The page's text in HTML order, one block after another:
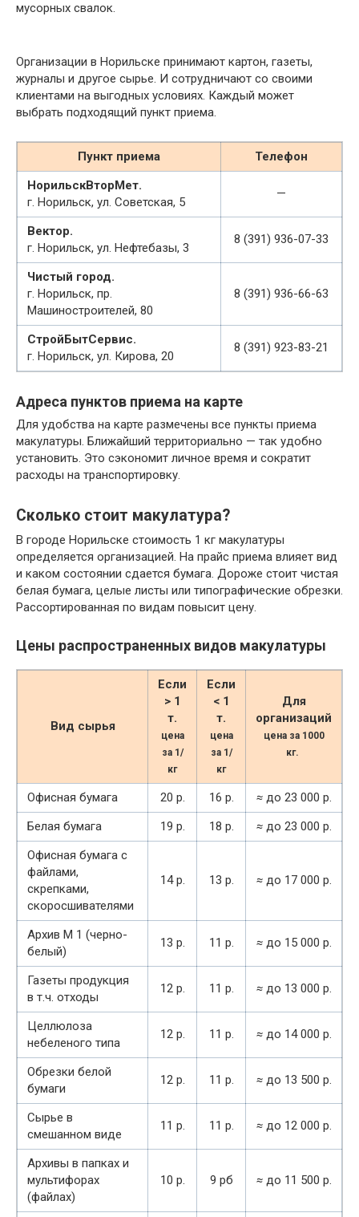
мусорных свалок.
Организации в Норильске принимают картон, газеты,
журналы и другое сырье. И сотрудничают со своими
клиентами на выгодных условиях. Каждый может
выбрать подходящий пункт приема.
Пункт приема
Телефон
НорильскВторМет.
г. Норильск, ул. Советская, 5
—
Вектор.
г. Норильск, ул. Нефтебазы, 3
8 (391) 936-07-33
Чистый город.
г. Норильск, пр.
Машиностроителей, 80
8 (391) 936-66-63
СтройБытСервис.
г. Норильск, ул. Кирова, 20
8 (391) 923-83-21
Адреса пунктов приема на карте
Для удобства на карте размечены все пункты приема
макулатуры. Ближайший территориально — так удобно
установить. Это сэкономит личное время и сократит
расходы на транспортировку.
Сколько стоит макулатура?
В городе Норильске стоимость 1 кг макулатуры
определяется организацией. На прайс приема влияет вид
и каком состоянии сдается бумага. Дороже стоит чистая
белая бумага, целые листы или типографические обрезки.
Рассортированная по видам повысит цену.
Цены распространенных видов макулатуры
Вид сырья
Если
> 1
т.
цена
за 1/
кг
Если
< 1
т.
цена
за 1/
кг
Для
организаций
цена за 1000
кг.
Офисная бумага 20 р. 16 р. ≈ до 23 000 р.
Белая бумага
19 р. 18 р. ≈ до 23 000 р.
Офисная бумага с
файлами,
скрепками,
скоросшивателями
14 р. 13 р. ≈ до 17 000 р.
Архив М 1 (черно-
белый)
13 р. 11 р. ≈ до 15 000 р.
Газеты продукция
в т.ч. отходы
12 р. 11 р. ≈ до 13 000 р.
Целлюлоза
небеленого типа
12 р. 11 р. ≈ до 14 000 р.
Обрезки белой
бумаги
12 р. 11 р. ≈ до 13 500 р.
Сырье в
смешанном виде
11 р. 11 р. ≈ до 12 000 р.
Архивы в папках и
мультифорах
(файлах)
10 р. 9 рб ≈ до 11 500 р.